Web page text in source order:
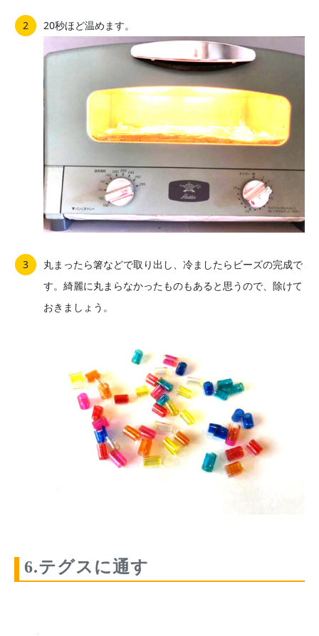
20秒ほど温めます。
丸まったら箸などで取り出し、冷ましたらビーズの完成で
す。綺麗に丸まらなかったものもあると思うので、除けて
おきましょう。
6.テグスに通す